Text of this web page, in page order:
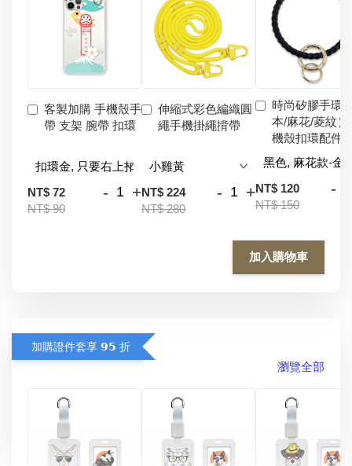
客製加購 手機殼手
帶 支架 腕帶 扣環
NT$ 72
NT$ 90
- +
伸縮式彩色編織圓
繩手機掛繩揹帶
NT$ 224
NT$ 280
- +
時尚矽膠手環
本/麻花/菱紋）
機殼扣環配件
NT$ 120
NT$ 150
-
加入購物車
加購證件套享 𝟵𝟱 折
瀏覽全部